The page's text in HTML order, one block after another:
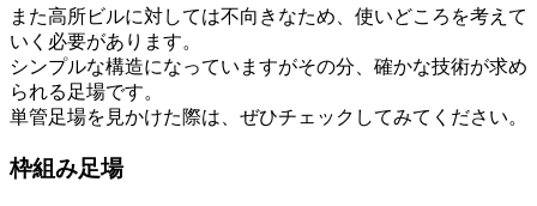
また高所ビルに対しては不向きなため、使いどころを考えて
いく必要があります。
シンプルな構造になっていますがその分、確かな技術が求め
られる足場です。
単管足場を見かけた際は、ぜひチェックしてみてください。
枠組み足場